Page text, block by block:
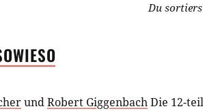
Du
undRobert GiggenbachDie 12-